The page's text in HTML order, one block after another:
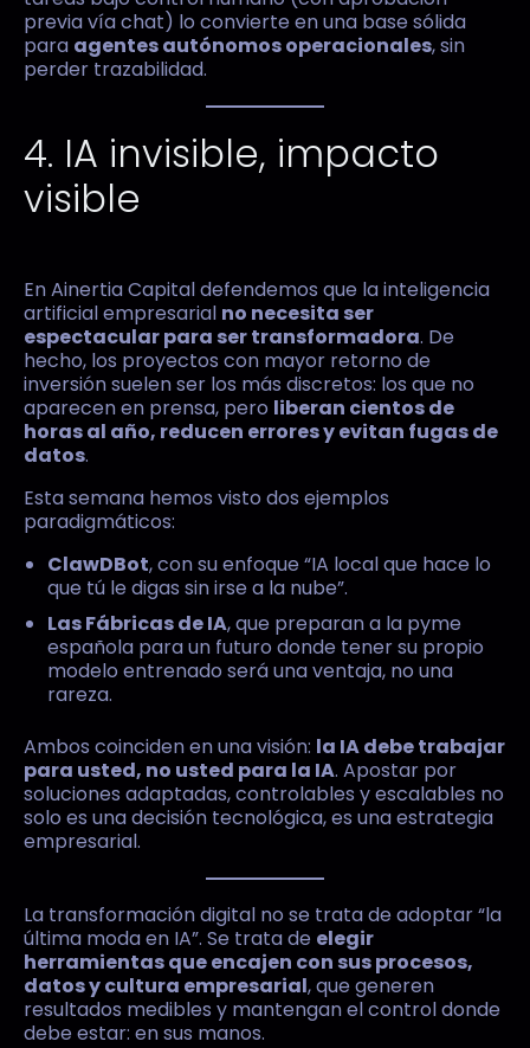
previa vía chat) lo convierte en una base sólida
para agentes autónomos operacionales, sin
perder trazabilidad.
4. IA invisible, impacto
visible
En Ainertia Capital defendemos que la inteligencia
artificial empresarial no necesita ser
espectacular para ser transformadora. De
hecho, los proyectos con mayor retorno de
inversión suelen ser los más discretos: los que no
aparecen en prensa, pero liberan cientos de
horas al año, reducen errores y evitan fugas de
datos.
Esta semana hemos visto dos ejemplos
paradigmáticos:
ClawDBot, con su enfoque “IA local que hace lo
que tú le digas sin irse a la nube”.
Las Fábricas de IA, que preparan a la pyme
española para un futuro donde tener su propio
modelo entrenado será una ventaja, no una
rareza.
Ambos coinciden en una visión: la IA debe trabajar
para usted, no usted para la IA. Apostar por
soluciones adaptadas, controlables y escalables no
solo es una decisión tecnológica, es una estrategia
empresarial.
La transformación digital no se trata de adoptar “la
última moda en IA”. Se trata de elegir
herramientas que encajen con sus procesos,
datos y cultura empresarial, que generen
resultados medibles y mantengan el control donde
debe estar: en sus manos.